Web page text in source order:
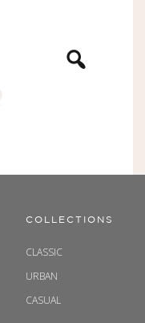
COLLECTIONS
CLASSIC
URBAN
CASUAL